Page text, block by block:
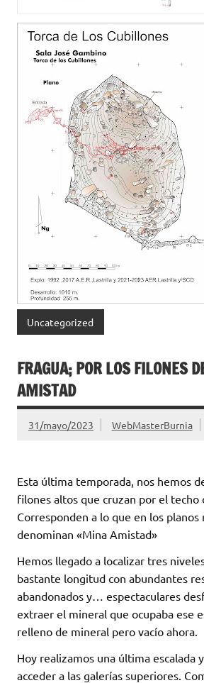
Uncategorized
FRAGUA; POR LOS FILONES
AMISTAD
31/mayo/2023 WebMasterBurnia
Esta última temporada, nos hemos
filones altos que cruzan por el techo
Corresponden a lo que en los planos
denominan «Mina Amistad»
Hemos llegado a localizar tres
bastante longitud con abundantes
abandonados y… espectaculares
extraer el mineral que ocupaba ese
relleno de mineral pero vacío ahora.
Hoy realizamos una última escalada
acceder a las galerías superiores.